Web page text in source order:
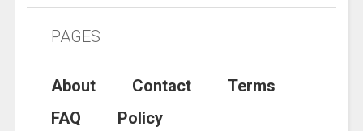
PAGES
About Contact
Terms
FAQ
Policy